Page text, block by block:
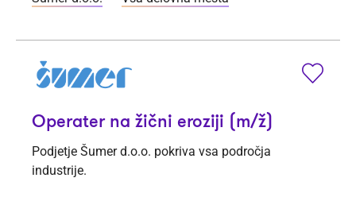
Operater na žični eroziji (m/ž)
Podjetje Šumer d.o.o. pokriva vsa področja
industrije.